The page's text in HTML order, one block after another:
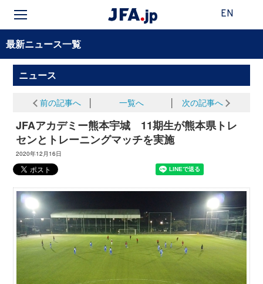
EN
最新ニュース一覧
ニュース
前の記事へ 一覧へ 次の記事へ
JFAアカデミー熊本宇城 11期生が熊本県トレ
センとトレーニングマッチを実施
2020年12月16日